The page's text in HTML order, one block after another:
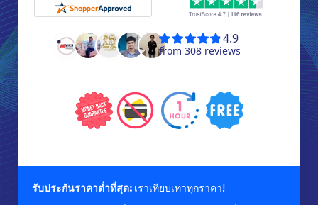
รับประกันราคาต่ำที่สุด: เราเทียบเท่าทุกราคา!